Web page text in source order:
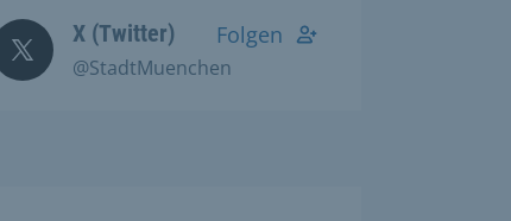
X (Twitter)
@StadtMuenchen
Folgen